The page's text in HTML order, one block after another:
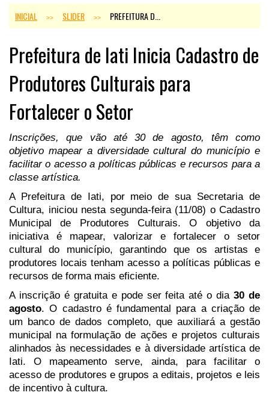
INICIAL >> SLIDER >> PREFEITURA D...
Prefeitura de Iati Inicia Cadastro de
Produtores Culturais para
Fortalecer o Setor
Inscrições, que vão até 30 de agosto, têm como
objetivo mapear a diversidade cultural do município e
facilitar o acesso a políticas públicas e recursos para a
classe artística.
A Prefeitura de Iati, por meio de sua Secretaria de
Cultura, iniciou nesta segunda-feira (11/08) o Cadastro
Municipal de Produtores Culturais. O objetivo da
iniciativa é mapear, valorizar e fortalecer o setor
cultural do município, garantindo que os artistas e
produtores locais tenham acesso a políticas públicas e
recursos de forma mais eficiente.
A inscrição é gratuita e pode ser feita até o dia30 de
agosto. O cadastro é fundamental para a criação de
um banco de dados completo, que auxiliará a gestão
municipal na formulação de ações e projetos culturais
alinhados às necessidades e à diversidade artística de
Iati. O mapeamento serve, ainda, para facilitar o
acesso de produtores e grupos a editais, projetos e leis
de incentivo à cultura.